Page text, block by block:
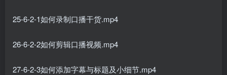
25-6-2-1如何录制口播干货.mp4
26-6-2-2如何剪辑口播视频.mp4
27-6-2-3如何添加字幕与标题及小细节.mp4